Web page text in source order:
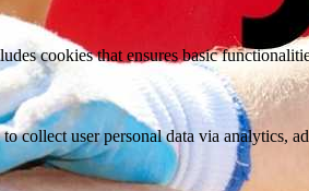
cookies that ensures basic
user personal data via analytics,